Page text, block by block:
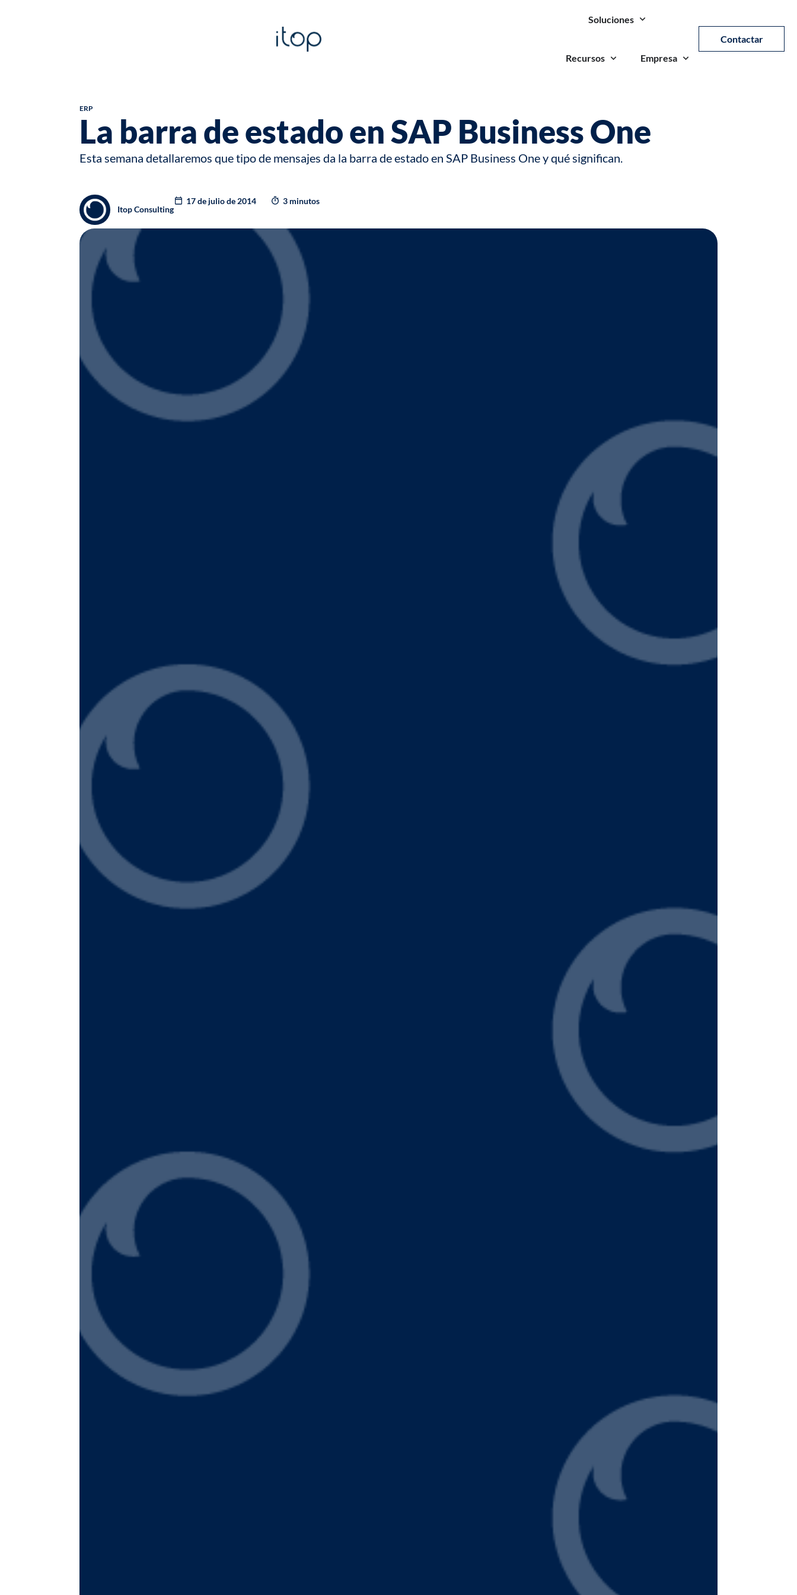
Soluciones
Recursos Empresa
Contactar
ERP
La barra de estado en SAP Business One
Esta semana detallaremos que tipo de mensajes da la barra de estado en SAP Business One y qué significan.
Itop Consulting
17 de julio de 2014 3 minutos